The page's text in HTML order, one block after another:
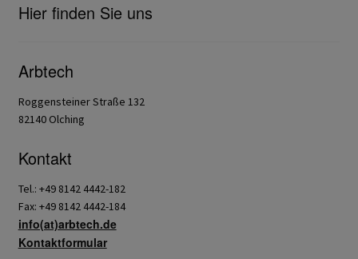
Hier finden Sie uns
Arbtech
Roggensteiner Straße 132
82140 Olching
Kontakt
Tel.: +49 8142 4442-182
Fax: +49 8142 4442-184
info(at)arbtech.de
Kontaktformular